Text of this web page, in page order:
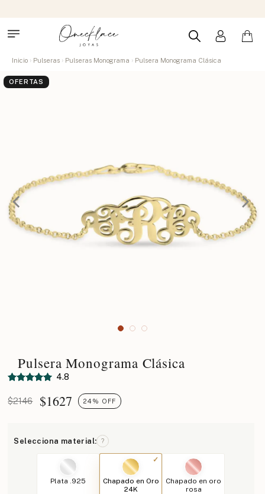
Inicio Pulseras Pulseras Monograma Pulsera Monograma Clásica
OFERTAS
Pulsera Monograma Clásica
4.8
$2146 $1627 24% OFF
Selecciona material: ?
Plata .925
Chapado en Oro
24K
Chapado en oro
rosa